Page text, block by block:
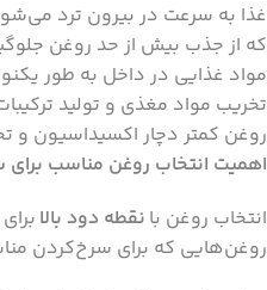
غذا به سرعت در بیرون ترد
که از جذب بیش از حد روغن
مواد غذایی در داخل به طور
تخریب مواد مغذی و تولید
روغن کمتر دچار اکسیداسیون و
اهمیت انتخاب روغن مناسب
انتخاب روغن با نقطه دود بالا
روغن‌هایی که برای سرخ‌کردن